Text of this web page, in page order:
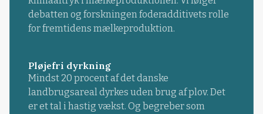
debatten og forskningen foderadditivets rolle
for fremtidens mælkeproduktion.
Pløjefri dyrkning
Mindst 20 procent af det danske
landbrugsareal dyrkes uden brug af plov. Det
er et tal i hastig vækst. Og begreber som